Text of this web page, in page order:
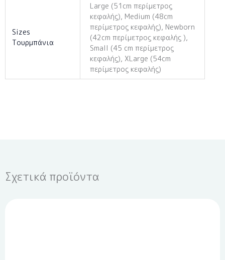
Sizes
Τουρμπάνια
Large (51cm περίμετρος
κεφαλής), Medium (48cm
περίμετρος κεφαλής), Newborn
(42cm περίμετρος κεφαλής ),
Small (45 cm περίμετρος
κεφαλής), XLarge (54cm
περίμετρος κεφαλής)
Σχετικά προϊόντα